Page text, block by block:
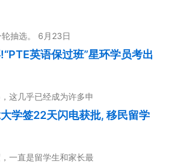
抽选。 6月23日
英语保过班”星环学员考出
这几乎已经成为许多申
学签22天闪电获批, 移民留学
一直是留学生和家长最